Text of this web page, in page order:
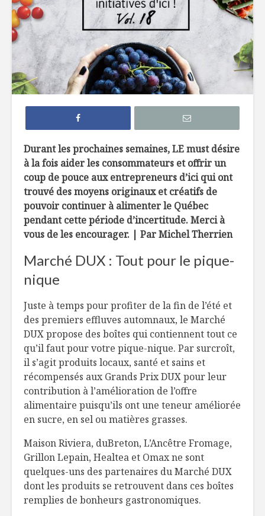
Durant les prochaines semaines, LE must désire
à la fois aider les consommateurs et offrir un
coup de pouce aux entrepreneurs d’ici qui ont
trouvé des moyens originaux et créatifs de
pouvoir continuer à alimenter le Québec
pendant cette période d’incertitude. Merci à
vous de les encourager. | Par Michel Therrien
Marché DUX : Tout pour le pique-
nique
Juste à temps pour profiter de la fin de l’été et
des premiers effluves automnaux, le Marché
DUX propose des boîtes qui contiennent tout ce
qu’il faut pour votre pique-nique. Par surcroît,
il s’agit produits locaux, santé et sains et
récompensés aux Grands Prix DUX pour leur
contribution à l’amélioration de l’offre
alimentaire puisqu’ils ont une teneur améliorée
en sucre, en sel ou matières grasses.
Maison Riviera, duBreton, L’Ancêtre Fromage,
Grillon Lepain, Healtea et Omax ne sont
quelques-uns des partenaires du Marché DUX
dont les produits se retrouvent dans ces boîtes
remplies de bonheurs gastronomiques.
7 façons de
remplacer le pain
dans nos
hamburgers
TOP 10 des
meilleures
microbrasseries au
Québec à
découvrir !
Osez les flambés !
6
dans
assiette
menthe,
pour les
d’ici
Toujours
disponibles en
temps de crise
Mezzés au bord de
l’eau
Edamame: la fève
hautement
Filet